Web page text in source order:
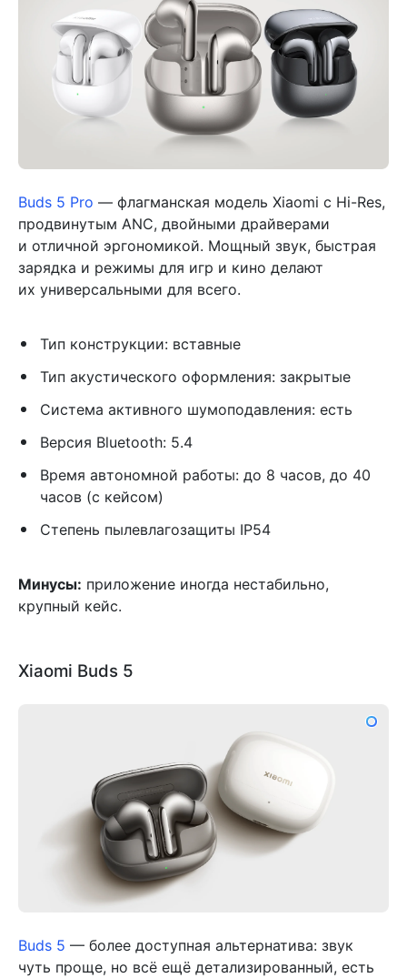
Buds 5 Pro — флагманская модель Xiaomi с Hi-Res,
продвинутым ANC, двойными драйверами
и отличной эргономикой. Мощный звук, быстрая
зарядка и режимы для игр и кино делают
их универсальными для всего.
Тип конструкции: вставные
Тип акустического оформления: закрытые
Система активного шумоподавления: есть
Версия Bluetooth: 5.4
Время автономной работы: до 8 часов, до 40
часов (с кейсом)
Степень пылевлагозащиты IP54
Минусы: приложение иногда нестабильно,
крупный кейс.
Xiaomi Buds 5
Buds 5 — более доступная альтернатива: звук
чуть проще, но всё ещё детализированный, есть